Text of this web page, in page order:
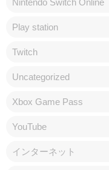
Nintendo Switch Online
Play station
Twitch
Uncategorized
Xbox Game Pass
YouTube
インターネット